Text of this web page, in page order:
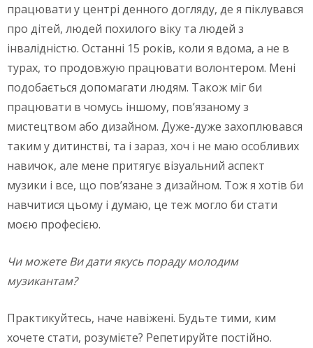
працювати у центрі денного догляду, де я піклувався
про дітей, людей похилого віку та людей з
інвалідністю. Останні 15 років, коли я вдома, а не в
турах, то продовжую працювати волонтером. Мені
подобається допомагати людям. Також міг би
працювати в чомусь іншому, пов’язаному з
мистецтвом або дизайном. Дуже-дуже захоплювався
таким у дитинстві, та і зараз, хоч і не маю особливих
навичок, але мене притягує візуальний аспект
музики і все, що пов’язане з дизайном. Тож я хотів би
навчитися цьому і думаю, це теж могло би стати
моєю професією.
Чи можете Ви дати якусь пораду молодим
музикантам?
Практикуйтесь, наче навіжені. Будьте тими, ким
хочете стати, розумієте? Репетируйте постійно.